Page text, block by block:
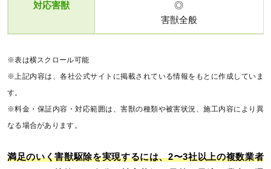
対応害獣
◎
害獣全般
※表は横スクロール可能
※上記内容は、各社公式サイトに掲載されている情報をもとに作成していま
す。
※料金・保証内容・対応範囲は、害獣の種類や被害状況、施工内容により異
なる場合があります。
満足のいく害獣駆除を実現するには、2〜3社以上の複数業者